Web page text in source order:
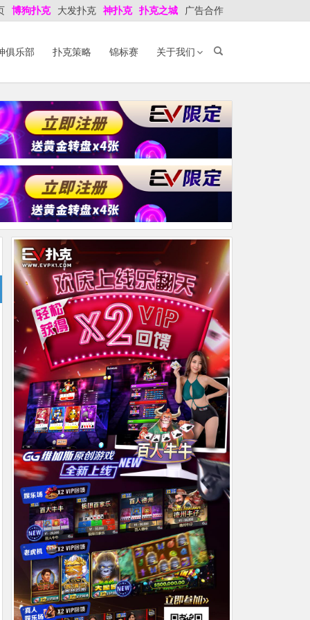
博狗扑克 大发扑克 神扑克 扑克之城 广告合作
俱乐部 扑克策略 锦标赛 关于我们